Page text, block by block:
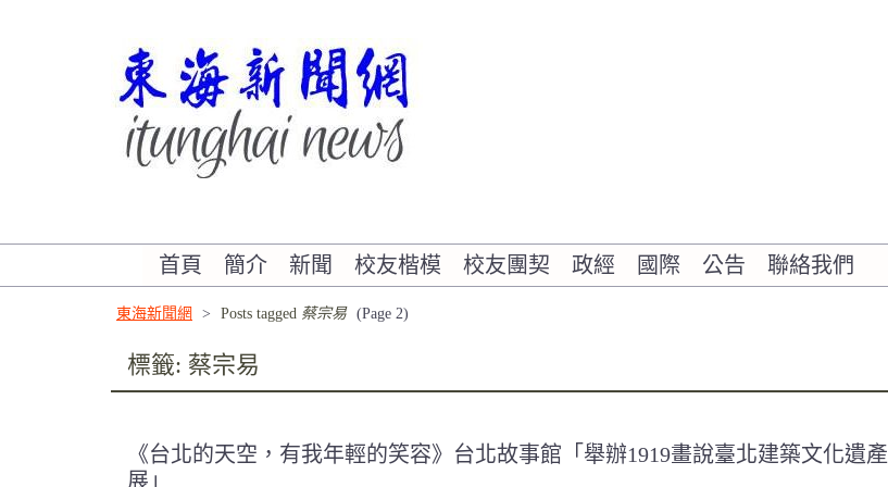
首頁 簡介 新聞 校友楷模 校友團契 政經 國際 公告 聯絡我們
東海新聞網 > Posts tagged 蔡宗易 (Page 2)
標籤: 蔡宗易
《台北的天空，有我年輕的笑容》台北故事館「舉辦1919畫說臺北建築文化遺產
展」